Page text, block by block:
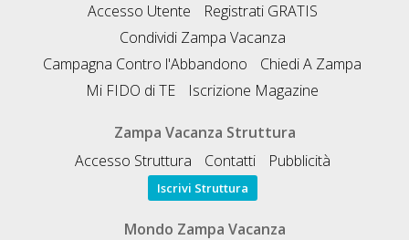
Accesso Utente
Registrati GRATIS
Condividi Zampa Vacanza
Campagna Contro l'Abbandono
Chiedi A Zampa
Mi FIDO di TE
Iscrizione Magazine
Zampa Vacanza Struttura
Accesso Struttura
Contatti Pubblicità
Iscrivi Struttura
Mondo Zampa Vacanza